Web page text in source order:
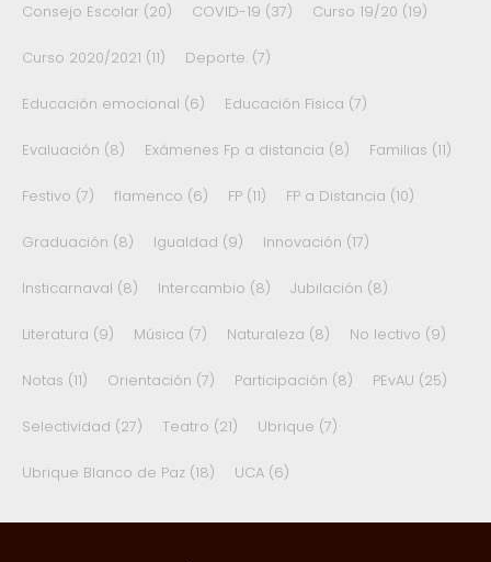
Consejo Escolar (20) COVID-19 (37) Curso 19/20 (19)
Curso 2020/2021 (11) Deporte. (7)
Educación emocional (6) Educación Física (7)
Evaluación (8) Exámenes Fp a distancia (8) Familias (11)
Festivo (7) flamenco (6) FP (11) FP a Distancia (10)
Graduación (8) Igualdad (9) Innovación (17)
Insticarnaval (8) Intercambio (8) Jubilación (8)
Literatura (9) Música (7) Naturaleza (8) No lectivo (9)
Notas (11) Orientación (7) Participación (8) PEvAU (25)
Selectividad (27) Teatro (21) Ubrique (7)
Ubrique Blanco de Paz (18) UCA (6)